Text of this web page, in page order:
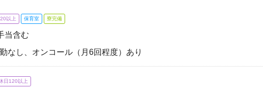
以上 保育室 寮完備
当含む
なし、オンコール（月6回程度）あり
日120以上